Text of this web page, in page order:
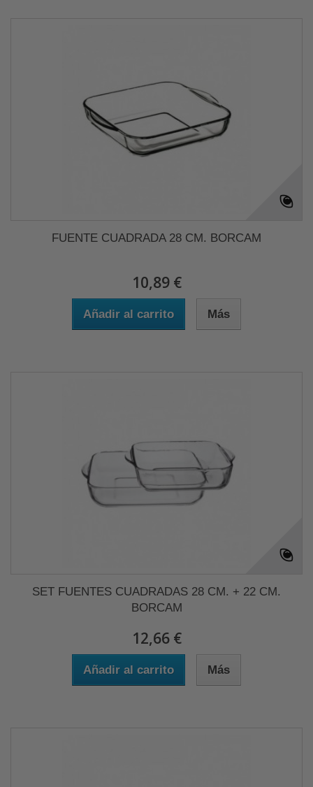
FUENTE CUADRADA 28 CM. BORCAM
10,89 €
Añadir al carrito Más
SET FUENTES CUADRADAS 28 CM. + 22 CM.
BORCAM
12,66 €
Añadir al carrito Más